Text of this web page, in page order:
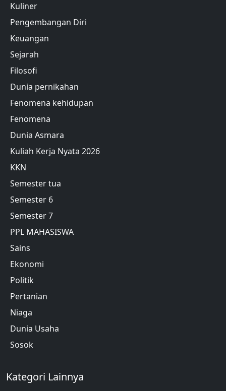
Kuliner
Pengembangan Diri
Keuangan
Sejarah
Filosofi
Dunia pernikahan
Fenomena kehidupan
Fenomena
Dunia Asmara
Kuliah Kerja Nyata 2026
KKN
Semester tua
Semester 6
Semester 7
PPL MAHASISWA
Sains
Ekonomi
Politik
Pertanian
Niaga
Dunia Usaha
Sosok
Kategori Lainnya